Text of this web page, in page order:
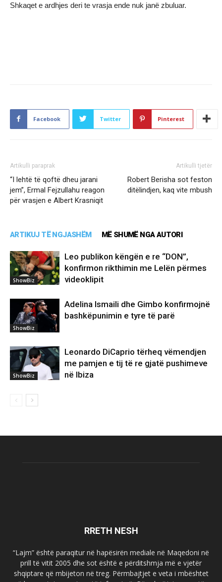
Shkaqet e ardhjes deri te vrasja ende nuk janë zbuluar.
Facebook Twitter Pinterest
Artikulli paraprak
“I lehtë të qoftë dheu jarani
jem”, Ermal Fejzullahu reagon
për vrasjen e Albert Krasniqit
Artikulli tjetër
Robert Berisha sot feston
ditëlindjen, kaq vite mbush
ARTIKUJ TË NGJASHËM MË SHUMË NGA AUTORI
ShowBiz
Leo publikon këngën e re “DON”,
konfirmon rikthimin me Lelën përmes
videoklipit
ShowBiz
Adelina Ismaili dhe Gimbo konfirmojnë
bashkëpunimin e tyre të parë
ShowBiz
Leonardo DiCaprio tërheq vëmendjen
me pamjen e tij të re gjatë pushimeve
në Ibiza
RRETH NESH
“Lajm” është paraqitur në hapësirën mediale në Maqedoni në
prill të vitit 2005 dhe sot është e përditshmja më e vjetër
shqiptare që mbijeton në treg. Përmbajtjet e veta i mbështet